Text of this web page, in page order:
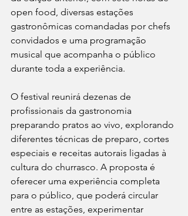
open food, diversas estações
gastronômicas comandadas por chefs
convidados e uma programação
musical que acompanha o público
durante toda a experiência.
O festival reunirá dezenas de
profissionais da gastronomia
preparando pratos ao vivo, explorando
diferentes técnicas de preparo, cortes
especiais e receitas autorais ligadas à
cultura do churrasco. A proposta é
oferecer uma experiência completa
para o público, que poderá circular
entre as estações, experimentar